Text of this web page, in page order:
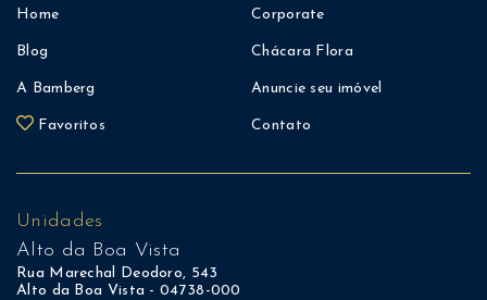
Home
Blog
A Bamberg
Favoritos
Corporate
Chácara Flora
Anuncie seu imóvel
Contato
Unidades
Alto da Boa Vista
Rua Marechal Deodoro, 543
Alto da Boa Vista - 04738-000